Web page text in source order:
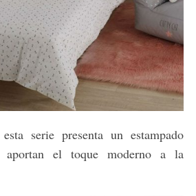
serie presenta un estampado
aportan el toque moderno a la